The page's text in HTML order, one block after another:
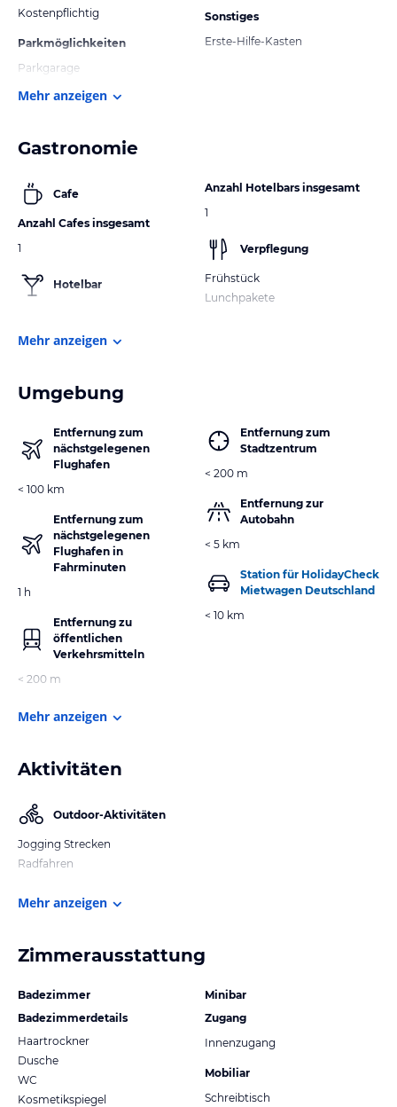
Kostenpflichtig
Parkmöglichkeiten
Parkgarage
Sonstiges
Erste-Hilfe-Kasten
Mehr anzeigen
Gastronomie
Cafe
Anzahl Cafes insgesamt
1
Hotelbar
Anzahl Hotelbars insgesamt
1
Verpflegung
Frühstück
Lunchpakete
Mehr anzeigen
Umgebung
Entfernung zum
nächstgelegenen
Flughafen
< 100 km
Entfernung zum
nächstgelegenen
Flughafen in
Fahrminuten
1 h
Entfernung zu
öffentlichen
Verkehrsmitteln
< 200 m
Entfernung zum
Stadtzentrum
< 200 m
Entfernung zur
Autobahn
< 5 km
Station für HolidayCheck
Mietwagen Deutschland
< 10 km
Mehr anzeigen
Aktivitäten
Outdoor-Aktivitäten
Jogging Strecken
Radfahren
Mehr anzeigen
Zimmerausstattung
Badezimmer
Badezimmerdetails
Haartrockner
Dusche
WC
Kosmetikspiegel
Minibar
Zugang
Innenzugang
Mobiliar
Schreibtisch